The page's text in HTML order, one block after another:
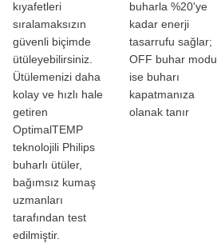
kıyafetleri
sıralamaksızın
güvenli biçimde
ütüleyebilirsiniz.
Ütülemenizi daha
kolay ve hızlı hale
getiren
OptimalTEMP
teknolojili Philips
buharlı ütüler,
bağımsız kumaş
uzmanları
tarafından test
edilmiştir.
buharla %20'ye
kadar enerji
tasarrufu sağlar;
OFF buhar modu
ise buharı
kapatmanıza
olanak tanır